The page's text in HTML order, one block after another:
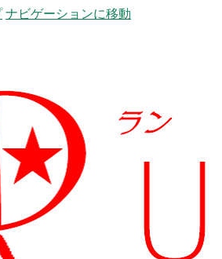
ナビゲーションに移動